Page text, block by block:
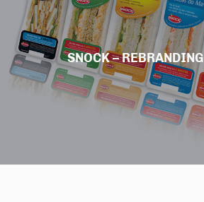
SNOCK – REBRANDING